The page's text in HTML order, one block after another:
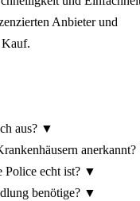
Anbieter und
Kauf.
aus? ▼
anerkannt?
Police echt ist? ▼
benötige? ▼